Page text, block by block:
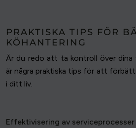
PRAKTISKA TIPS FÖR
KÖHANTERING
Är du redo att ta kontroll över dina
är några praktiska tips för att
i ditt liv.
Effektivisering av serviceprocesser